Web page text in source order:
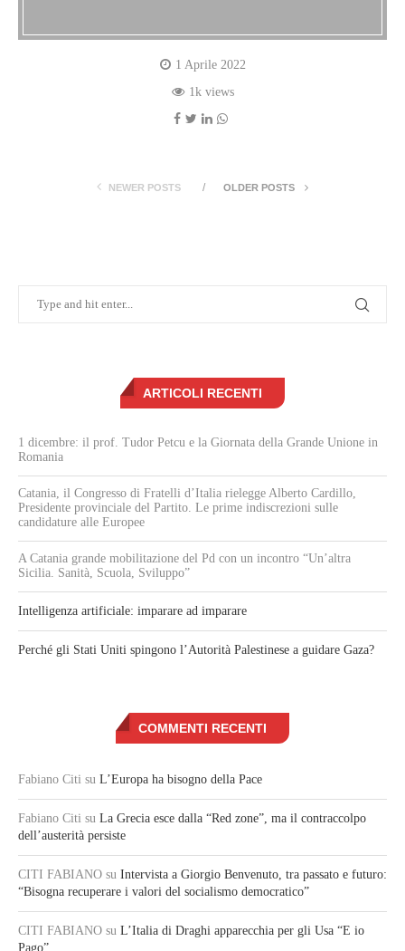
1 Aprile 2022
1k views
NEWER POSTS OLDER POSTS
ARTICOLI RECENTI
1 dicembre: il prof. Tudor Petcu e la Giornata della Grande Unione in
Romania
Catania, il Congresso di Fratelli d’Italia rielegge Alberto Cardillo,
Presidente provinciale del Partito. Le prime indiscrezioni sulle
candidature alle Europee
A Catania grande mobilitazione del Pd con un incontro “Un’altra
Sicilia. Sanità, Scuola, Sviluppo”
Intelligenza artificiale: imparare ad imparare
Perché gli Stati Uniti spingono l’Autorità Palestinese a guidare Gaza?
COMMENTI RECENTI
Fabiano Citi su L’Europa ha bisogno della Pace
Fabiano Citi su La Grecia esce dalla “Red zone”, ma il contraccolpo
dell’austerità persiste
CITI FABIANO su Intervista a Giorgio Benvenuto, tra passato e futuro:
“Bisogna recuperare i valori del socialismo democratico”
CITI FABIANO su L’Italia di Draghi apparecchia per gli Usa “E io
Pago”